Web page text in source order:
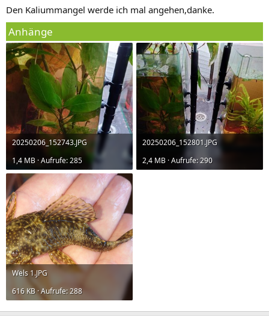
Den Kaliummangel werde ich mal angehen,danke.
Anhänge
20250206_152743.JPG
1,4 MB · Aufrufe: 285
20250206_152801.JPG
2,4 MB · Aufrufe: 290
Wels 1.JPG
616 KB · Aufrufe: 288